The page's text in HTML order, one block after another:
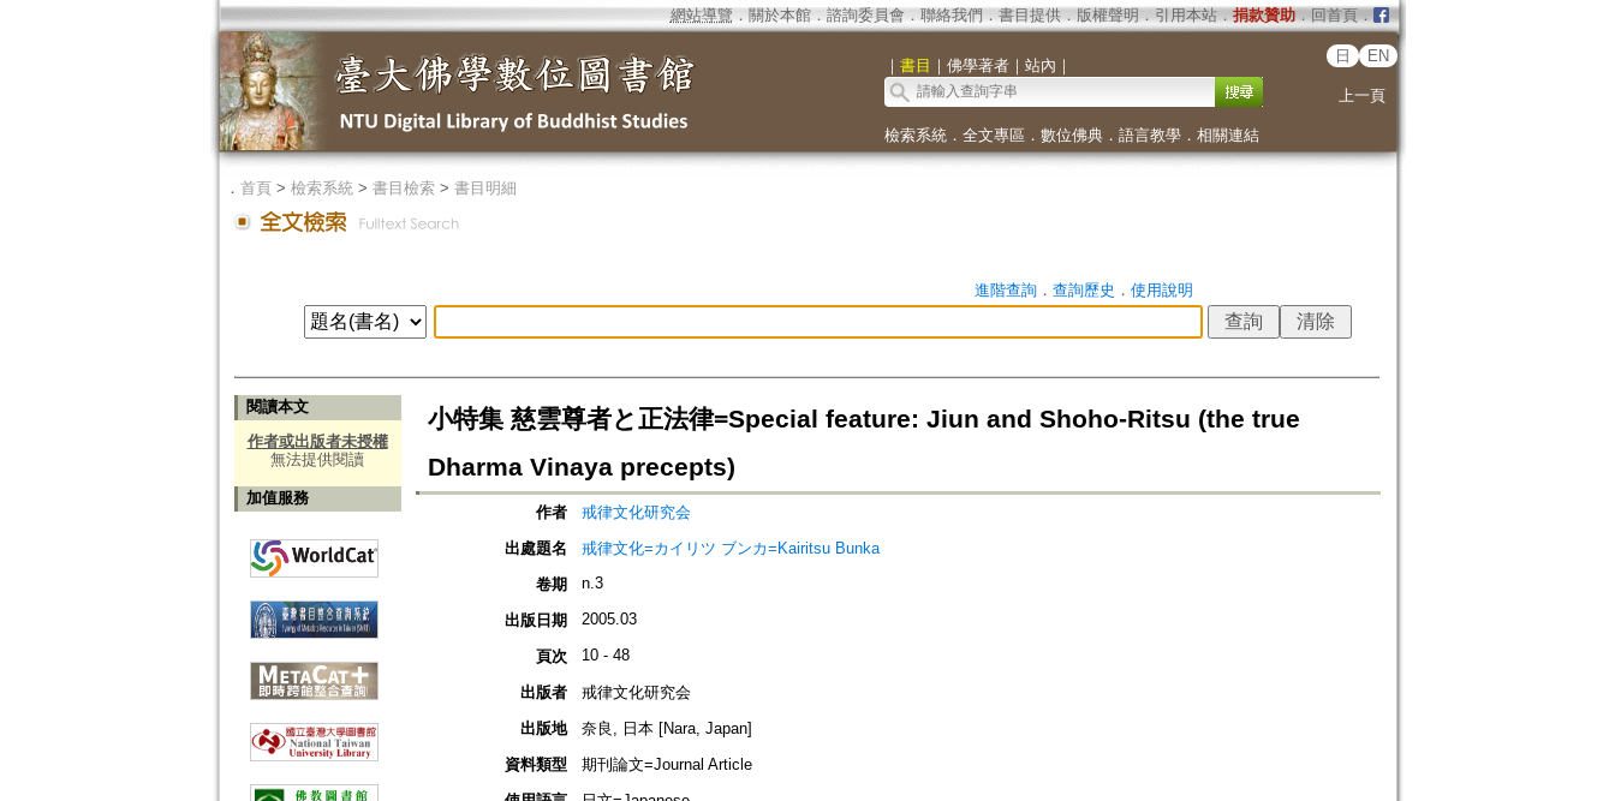
網站導覽 ． 關於本館． 諮詢委員會． 聯絡我們 ． 書目提供． 版權聲明 ． 引用本站． 捐款贊助．回首頁．
｜ 書目 ｜ 佛學著者｜ 站內 ｜
日 EN
上一頁
檢索系統． 全文專區 ． 數位佛典． 語言教學． 相關連結
． 首頁> 檢索系統> 書目檢索> 書目明細
進階查詢． 查詢歷史 ． 使用說明
閱讀本文
作者或出版者未授權
無法提供閱讀
加值服務
小特集 慈雲尊者と正法律=Special feature: Jiun and Shoho-Ritsu (the true
Dharma Vinaya precepts)
作者
戒律文化研究会
出處題名
戒律文化=カイリツ ブンカ=Kairitsu Bunka
卷期
n.3
出版日期 2005.03
頁次 10 - 48
出版者
戒律文化研究会
出版地
奈良, 日本 [Nara, Japan]
資料類型
期刊論文=Journal Article